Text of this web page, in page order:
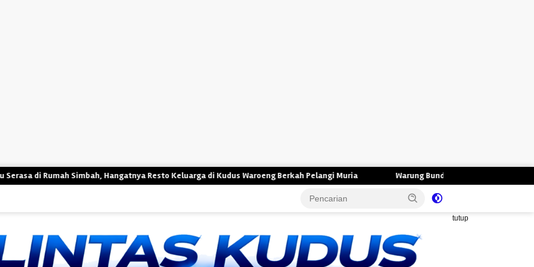
Simbah, Hangatnya Resto Keluarga di Kudus Waroeng Berkah Pelangi Muria Warung Bunda Rita Singocandi Kudus, Warung
tutup